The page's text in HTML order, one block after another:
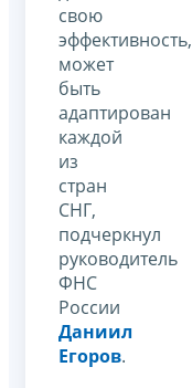
свою
эффективность,
может
быть
адаптирован
каждой
из
стран
СНГ,
подчеркнул
руководитель
ФНС
России
Даниил
Егоров.